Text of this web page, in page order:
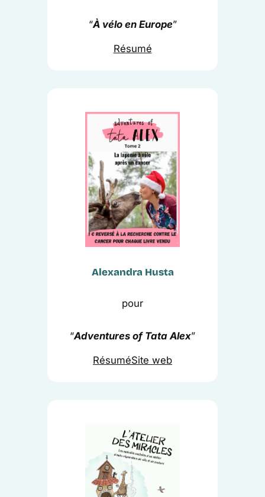
“À vélo en Europe”
Résumé
Alexandra Husta
pour
“Adventures of Tata Alex”
RésuméSite web